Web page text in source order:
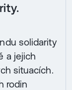
solidarity
a jejich
situacích.
rodin